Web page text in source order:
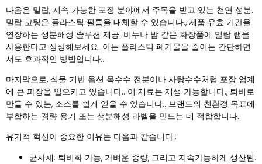
다음은 밀랍, 지속 가능한 포장 분야에서 주목을 받고 있는 천연 성분.
밀랍 코팅은 플라스틱 필름을 대체할 수 있습니다., 제품 유효 기간을
연장하는 생분해성 솔루션 제공. 비누나 밤 같은 화장품에 밀랍 랩을
사용한다고 상상해보세요. 이는 플라스틱 폐기물을 줄이는 간단하면
서도 효과적인 방법입니다..
마지막으로, 식물 기반 옵션 옥수수 전분이나 사탕수수처럼 포장 업계
에 큰 파장을 일으키고 있습니다.. 이 재료는 재생 가능합니다., 퇴비로
만들 수 있는, 소스를 쉽게 얻을 수 있습니다.. 브랜드의 친환경 목표에
부합하는 경량 용기 또는 생분해성 라벨을 만드는 데 적합합니다..
유기적 혁신이 중요한 이유는 다음과 같습니다.:
균사체: 퇴비화 가능, 가벼운 중량, 그리고 지속가능하게 생산된.